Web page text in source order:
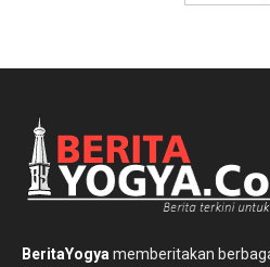
BeritaYogya memberitakan